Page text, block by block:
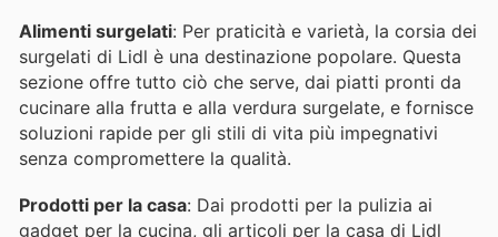
Alimenti surgelati: Per praticità e varietà, la corsia dei
surgelati di Lidl è una destinazione popolare. Questa
sezione offre tutto ciò che serve, dai piatti pronti da
cucinare alla frutta e alla verdura surgelate, e fornisce
soluzioni rapide per gli stili di vita più impegnativi
senza compromettere la qualità.
Prodotti per la casa: Dai prodotti per la pulizia ai
gadget per la cucina, gli articoli per la casa di Lidl